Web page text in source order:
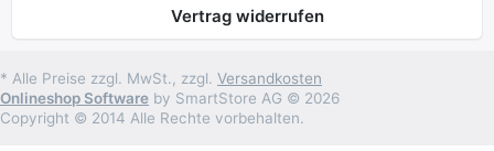
Vertrag widerrufen
* Alle Preise zzgl. MwSt., zzgl. Versandkosten
Onlineshop Software by SmartStore AG © 2026
Copyright © 2014 Alle Rechte vorbehalten.